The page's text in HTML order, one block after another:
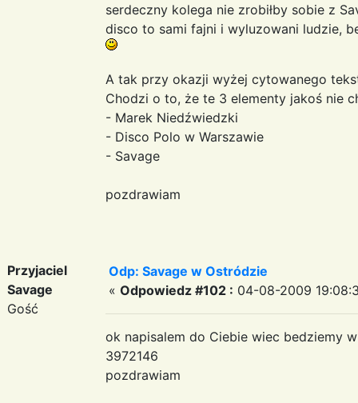
serdeczny kolega nie zrobiłby sobie z
disco to sami fajni i wyluzowani ludzie,
A tak przy okazji wyżej cytowanego
Chodzi o to, że te 3 elementy jakoś nie
- Marek Niedźwiedzki
- Disco Polo w Warszawie
- Savage
pozdrawiam
Przyjaciel
Savage
Gość
Odp: Savage w Ostródzie
« Odpowiedz #102 : 04-08-2009
ok napisalem do Ciebie wiec bedziemy
3972146
pozdrawiam